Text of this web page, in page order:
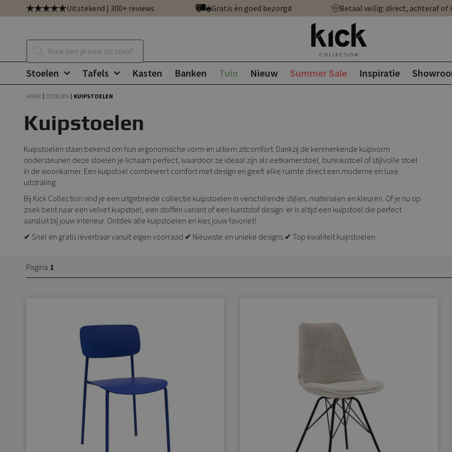
Ga
direct
naar
inhoud
Uitstekend | 300+ reviews Gratis én goed bezorgd Betaal veilig: direct, achteraf of
Zoeken
Stoelen Tafels Kasten Banken Tuin Nieuw Summer Sale Inspiratie
HOME STOELEN KUIPSTOELEN
Kuipstoelen
Kuipstoelen staan bekend om hun ergonomische vorm en ultiem zitcomfort. Dankzij de kenmerkende kuipvorm
ondersteunen deze stoelen je lichaam perfect, waardoor ze ideaal zijn als eetkamerstoel, bureaustoel of stijlvolle stoel
in de woonkamer. Een kuipstoel combineert comfort met design en geeft elke ruimte direct een moderne en luxe
uitstraling.
Bij Kick Collection vind je een uitgebreide collectie kuipstoelen in verschillende stijlen, materialen en kleuren. Of je nu op
zoek bent naar een velvet kuipstoel, een stoffen variant of een kunststof design: er is altijd een kuipstoel die perfect
aansluit bij jouw interieur. Ontdek alle kuipstoelen en kies jouw favoriet!
✔ Snel en gratis leverbaar vanuit eigen voorraad ✔ Nieuwste en unieke designs ✔ Top kwaliteit kuipstoelen
Pagina 1